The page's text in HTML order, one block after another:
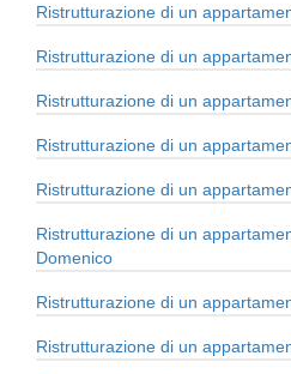
Ristrutturazione di un
Ristrutturazione di un
Ristrutturazione di un
Ristrutturazione di un
Ristrutturazione di un
Ristrutturazione di un
Domenico
Ristrutturazione di un
Ristrutturazione di un